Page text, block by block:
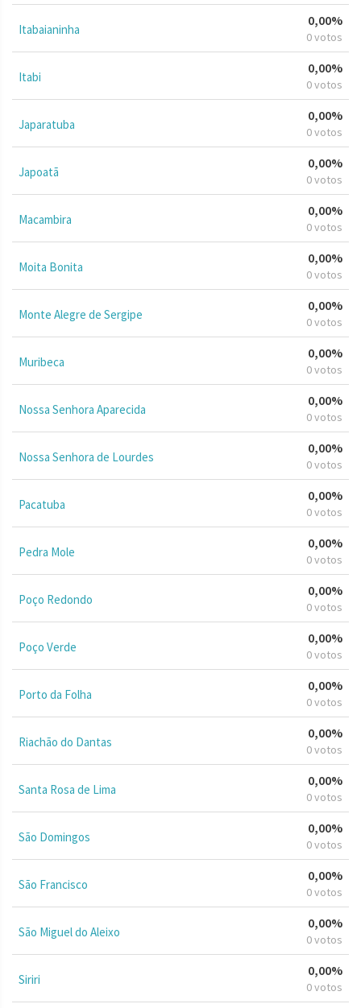
Itabaianinha
0,00%
0 votos
Itabi
0,00%
0 votos
Japaratuba
0,00%
0 votos
Japoatã
0,00%
0 votos
Macambira
0,00%
0 votos
Moita Bonita
0,00%
0 votos
Monte Alegre de Sergipe
0,00%
0 votos
Muribeca
0,00%
0 votos
Nossa Senhora Aparecida
0,00%
0 votos
Nossa Senhora de Lourdes
0,00%
0 votos
Pacatuba
0,00%
0 votos
Pedra Mole
0,00%
0 votos
Poço Redondo
0,00%
0 votos
Poço Verde
0,00%
0 votos
Porto da Folha
0,00%
0 votos
Riachão do Dantas
0,00%
0 votos
Santa Rosa de Lima
0,00%
0 votos
São Domingos
0,00%
0 votos
São Francisco
0,00%
0 votos
São Miguel do Aleixo
0,00%
0 votos
Siriri
0,00%
0 votos